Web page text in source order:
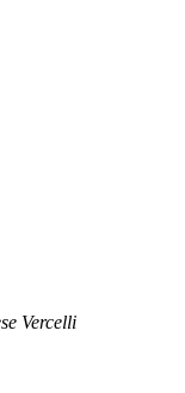
Vercelli